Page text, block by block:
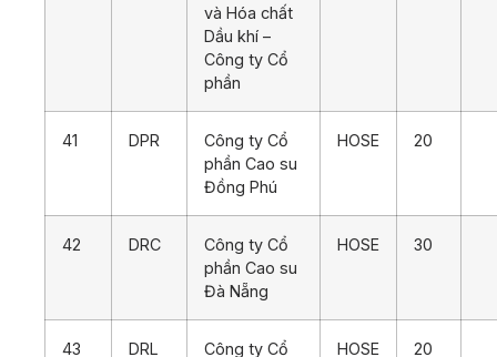
và Hóa chất
Dầu khí –
Công ty Cổ
phần
41 DPR
Công ty Cổ
phần Cao su
Đồng Phú
HOSE 20
42 DRC
Công ty Cổ
phần Cao su
Đà Nẵng
HOSE 30
43 DRL
Công ty Cổ
HOSE 20